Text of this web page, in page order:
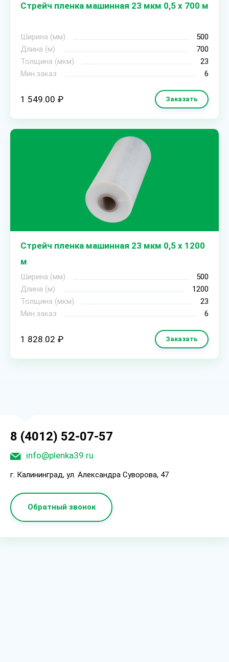
Стрейч пленка машинная 23 мкм 0,5 х 700 м
Ширина (мм)
500
Длина (м)
700
Толщина (мкм)
23
Мин.заказ
6
1 549.00 ₽ Заказать
Стрейч пленка машинная 23 мкм 0,5 х 1200
м
Ширина (мм)
500
Длина (м)
1200
Толщина (мкм)
23
Мин.заказ
6
1 828.02 ₽ Заказать
8 (4012) 52-07-57
info@plenka39.ru
г. Калининград, ул. Александра Суворова, 47
Обратный звонок